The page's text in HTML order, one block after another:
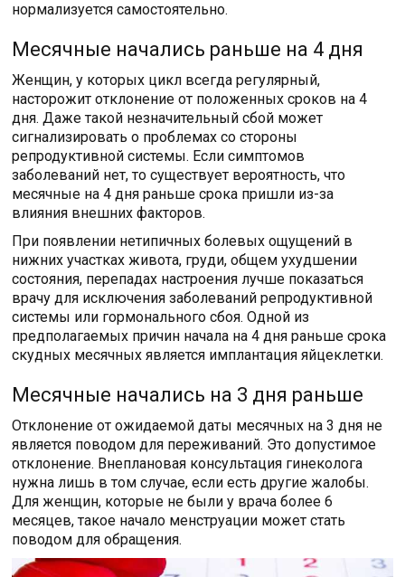
нормализуется самостоятельно.
Месячные начались раньше на 4 дня
Женщин, у которых цикл всегда регулярный,
насторожит отклонение от положенных сроков на 4
дня. Даже такой незначительный сбой может
сигнализировать о проблемах со стороны
репродуктивной системы. Если симптомов
заболеваний нет, то существует вероятность, что
месячные на 4 дня раньше срока пришли из-за
влияния внешних факторов.
При появлении нетипичных болевых ощущений в
нижних участках живота, груди, общем ухудшении
состояния, перепадах настроения лучше показаться
врачу для исключения заболеваний репродуктивной
системы или гормонального сбоя. Одной из
предполагаемых причин начала на 4 дня раньше срока
скудных месячных является имплантация яйцеклетки.
Месячные начались на 3 дня раньше
Отклонение от ожидаемой даты месячных на 3 дня не
является поводом для переживаний. Это допустимое
отклонение. Внеплановая консультация гинеколога
нужна лишь в том случае, если есть другие жалобы.
Для женщин, которые не были у врача более 6
месяцев, такое начало менструации может стать
поводом для обращения.